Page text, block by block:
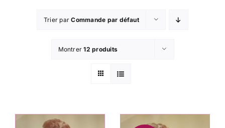
Trier parCommande par défaut
Montrer12 produits